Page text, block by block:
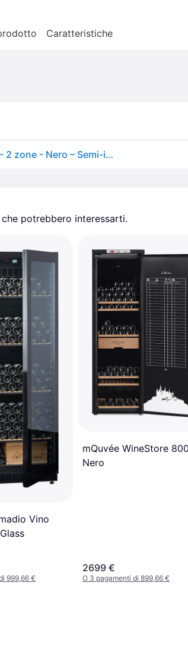
Caratteristiche
Pevino Imperial 62 bottiglie - push open - 2 zone - Nero – Semi-incasso
potrebbero interessarti.
Vino
999,66 €
mQuvée WineStore 800
Nero
2699 €
O 3 pagamenti di 899,66 €